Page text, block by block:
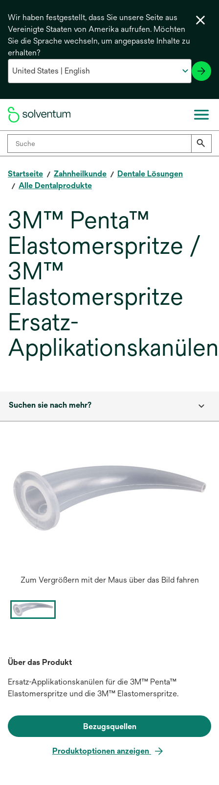
Wir haben festgestellt, dass Sie unsere Seite aus
Vereinigte Staaten von Amerika aufrufen. Möchten
Sie die Sprache wechseln, um angepasste Inhalte zu
erhalten?
Startseite Zahnheilkunde
Dentale Lösungen
Alle Dentalprodukte
3M™ Penta™
Elastomerspritze /
3M™
Elastomerspritze
Ersatz-
Applikationskanülen
Suchen sie nach mehr?
Zum Vergrößern mit der Maus über das Bild fahren
Über das Produkt
Ersatz-Applikationskanülen für die 3M™ Penta™
Elastomerspritze und die 3M™ Elastomerspritze.
Bezugsquellen
Produktoptionen anzeigen